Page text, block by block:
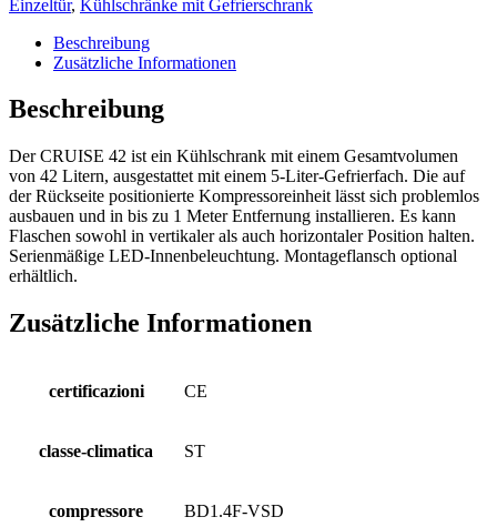
Einzeltür, Kühlschränke mit Gefrierschrank
Beschreibung
Zusätzliche Informationen
Beschreibung
Der CRUISE 42 ist ein Kühlschrank mit einem Gesamtvolumen
von 42 Litern, ausgestattet mit einem 5-Liter-Gefrierfach. Die auf
der Rückseite positionierte Kompressoreinheit lässt sich problemlos
ausbauen und in bis zu 1 Meter Entfernung installieren. Es kann
Flaschen sowohl in vertikaler als auch horizontaler Position halten.
Serienmäßige LED-Innenbeleuchtung. Montageflansch optional
erhältlich.
Zusätzliche Informationen
certificazioni CE
classe-climatica ST
compressore BD1.4F-VSD